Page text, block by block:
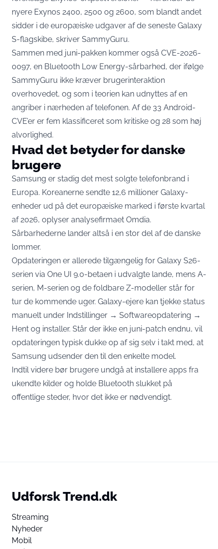
nyere Exynos 2400, 2500 og 2600, som blandt andet
sidder i de europæiske udgaver af de seneste Galaxy
S-flagskibe, skriver SammyGuru.
Sammen med juni-pakken kommer også CVE-2026-
0097, en Bluetooth Low Energy-sårbarhed, der ifølge
SammyGuru ikke kræver brugerinteraktion
overhovedet, og som i teorien kan udnyttes af en
angriber i nærheden af telefonen. Af de 33 Android-
CVE’er er fem klassificeret som kritiske og 28 som høj
alvorlighed.
Hvad det betyder for danske
brugere
Samsung er stadig det mest solgte telefonbrand i
Europa. Koreanerne sendte 12,6 millioner Galaxy-
enheder ud på det europæiske marked i første kvartal
af 2026, oplyser analysefirmaet Omdia.
Sårbarhederne lander altså i en stor del af de danske
lommer.
Opdateringen er allerede tilgængelig for Galaxy S26-
serien via One UI 9.0-betaen i udvalgte lande, mens A-
serien, M-serien og de foldbare Z-modeller står for
tur de kommende uger. Galaxy-ejere kan tjekke status
manuelt under Indstillinger → Softwareopdatering →
Hent og installer. Står der ikke en juni-patch endnu, vil
opdateringen typisk dukke op af sig selv i takt med, at
Samsung udsender den til den enkelte model.
Indtil videre bør brugere undgå at installere apps fra
ukendte kilder og holde Bluetooth slukket på
offentlige steder, hvor det ikke er nødvendigt.
Udforsk Trend.dk
Streaming
Nyheder
Mobil